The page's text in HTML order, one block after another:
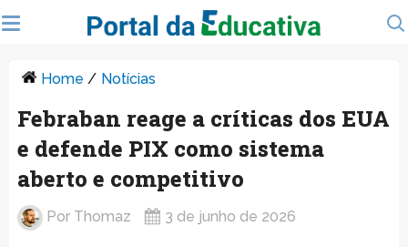
Home / Notícias
Febraban reage a críticas dos EUA
e defende PIX como sistema
aberto e competitivo
Por Thomaz 3 de junho de 2026